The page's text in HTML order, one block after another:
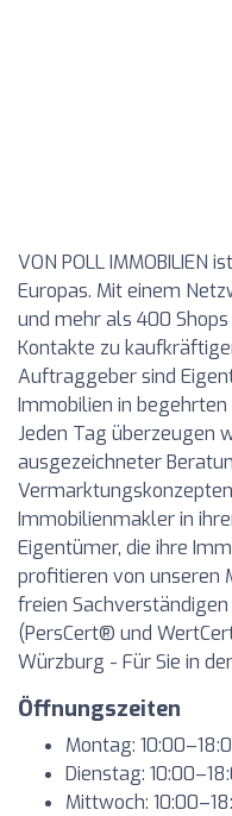
VON POLL
Europas. Mit einem
und mehr als 400
Kontakte zu
Auftraggeber sind
Immobilien in
Jeden Tag überzeugen
ausgezeichneter
Immobilienmakler in
Eigentümer, die ihre
profitieren von unseren
freien
(PersCert® und
Würzburg - Für Sie in
Öffnungszeiten
Montag:
Dienstag:
Mittwoch: